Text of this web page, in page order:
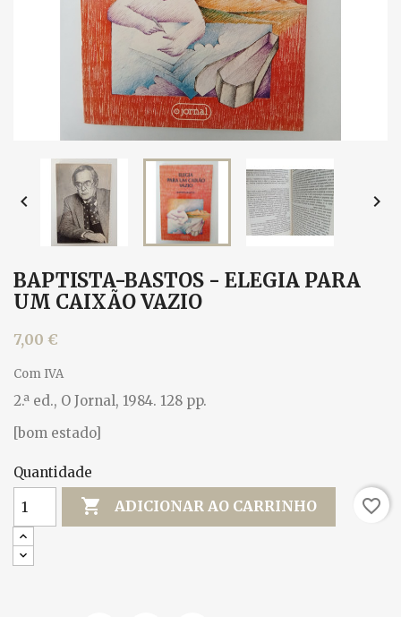
 
BAPTISTA-BASTOS - ELEGIA PARA
UM CAIXÃO VAZIO
7,00 €
Com IVA
2.ª ed., O Jornal, 1984. 128 pp.
[bom estado]
Quantidade
 ADICIONAR AO CARRINHO favorite_border